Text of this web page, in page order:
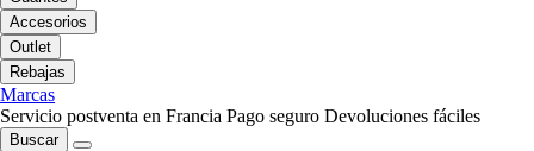
Accesorios
Outlet
Rebajas
Marcas
Servicio postventa en Francia Pago seguro Devoluciones fáciles
Buscar